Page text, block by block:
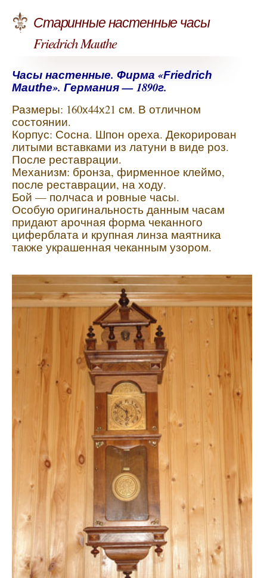
Старинные настенные часы
Friedrich Mauthe
Часы настенные. Фирма «Friedrich
Mauthe». Германия — 1890г.
Размеры: 160х44х21 см. В отличном
состоянии.
Корпус: Сосна. Шпон ореха. Декорирован
литыми вставками из латуни в виде роз.
После реставрации.
Механизм: бронза, фирменное клеймо,
после реставрации, на ходу.
Бой — полчаса и ровные часы.
Особую оригинальность данным часам
придают арочная форма чеканного
циферблата и крупная линза маятника
также украшенная чеканным узором.